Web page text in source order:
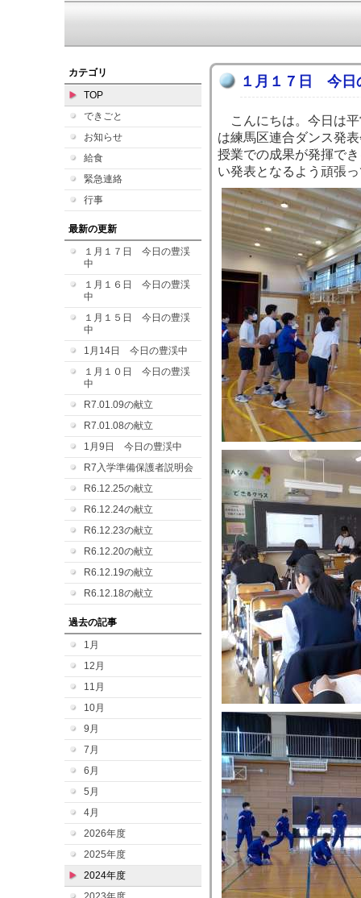
カテゴリ
TOP
できごと
お知らせ
給食
緊急連絡
行事
最新の更新
１月１７日 今日の豊渓
中
１月１６日 今日の豊渓
中
１月１５日 今日の豊渓
中
1月14日 今日の豊渓中
１月１０日 今日の豊渓
中
R7.01.09の献立
R7.01.08の献立
1月9日 今日の豊渓中
R7入学準備保護者説明会
R6.12.25の献立
R6.12.24の献立
R6.12.23の献立
R6.12.20の献立
R6.12.19の献立
R6.12.18の献立
過去の記事
1月
12月
11月
10月
9月
7月
6月
5月
4月
2026年度
2025年度
2024年度
１月１７日 今日
こんにちは。今日は平
は練馬区連合ダンス発
授業での成果が発揮で
い発表となるよう頑張